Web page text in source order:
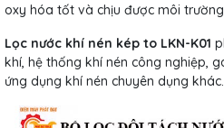
oxy hóa tốt và chịu được môi
Lọc nước khí nén kép to LKN-K01
khí, hệ thống khí nén công nghiệp,
ứng dụng khí nén chuyên dụng khác.